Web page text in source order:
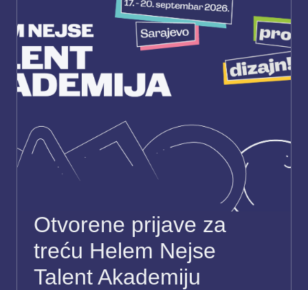
Otvorene prijave za
treću Helem Nejse
Talent Akademiju